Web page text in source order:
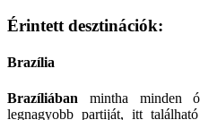
Érintett desztinációk:
Brazília
Brazíliában mintha minden
legnagyobb partiját, itt